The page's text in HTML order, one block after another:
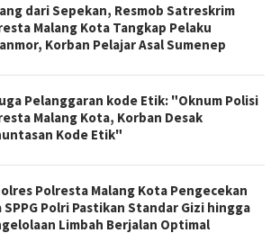
dari Sepekan, Resmob Satreskrim
Malang Kota Tangkap Pelaku
Korban Pelajar Asal Sumenep
Pelanggaran kode Etik: "Oknum Polisi
Malang Kota, Korban Desak
Kode Etik"
Polresta Malang Kota Pengecekan
SPPG Polri Pastikan Standar Gizi hingga
Limbah Berjalan Optimal